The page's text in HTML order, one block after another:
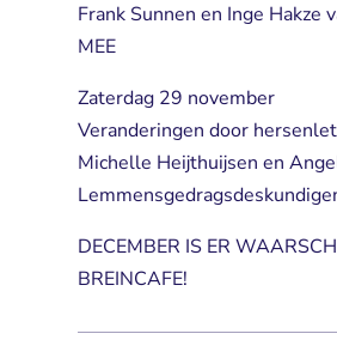
Frank Sunnen en Inge Hakze
MEE
Zaterdag 29 november
Veranderingen door
Michelle Heijthuijsen en
DECEMBER IS ER
BREINCAFE!